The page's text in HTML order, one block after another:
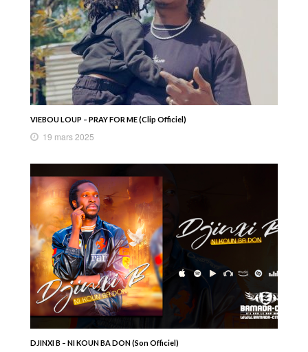
VIEBOU LOUP – PRAY FOR ME (Clip Officiel)
19 mars 2025
DJINXI B – NI KOUN BA DON (Son Officiel)